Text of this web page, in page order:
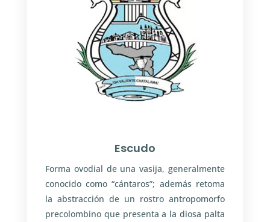
Escudo
Forma ovodial de una vasija, generalmente
conocido como “cántaros”; además retoma
la abstracción de un rostro antropomorfo
precolombino que presenta a la diosa palta